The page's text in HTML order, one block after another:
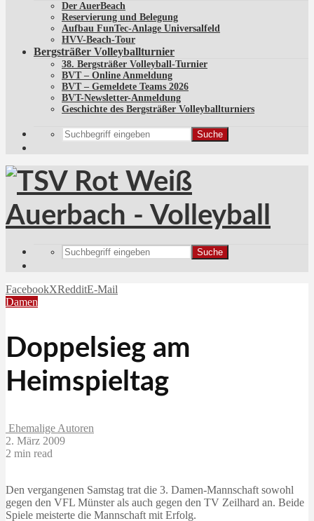
Der AuerBeach
Reservierung und Belegung
Aufbau FunTec-Anlage Universalfeld
HVV-Beach-Tour
Bergsträßer Volleyballturnier
38. Bergsträßer Volleyball-Turnier
BVT – Online Anmeldung
BVT – Gemeldete Teams 2026
BVT-Newsletter-Anmeldung
Geschichte des Bergsträßer Volleyballturniers
Suche
Suche
FacebookXRedditE-Mail
Damen
Doppelsieg am
Heimspieltag
Ehemalige Autoren
2. März 2009
2 min read
Den vergangenen Samstag trat die 3. Damen-Mannschaft sowohl
gegen den VFL Münster als auch gegen den TV Zeilhard an. Beide
Spiele meisterte die Mannschaft mit Erfolg.